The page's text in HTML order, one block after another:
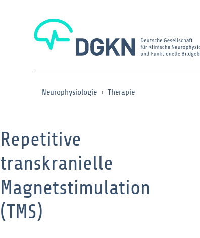
Neurophysiologie Therapie
Repetitive
transkranielle
Magnetstimulation
(TMS)